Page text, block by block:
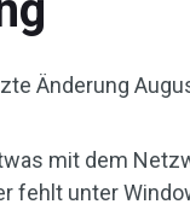
Änderung
mit dem
fehlt unter